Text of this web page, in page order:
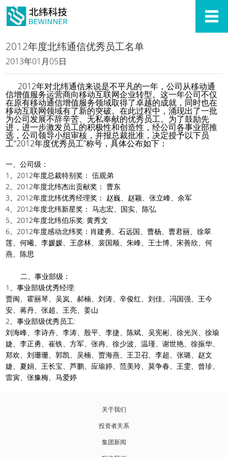
2012年度北纬通信优秀员工名单
2013年01月05日
2012年对北纬通信来说是不平凡的一年，公司从移动通
信增值服务运营商向移动互联网企业转型。这一年公司不仅
在原有移动通信增值服务领域取得了卓越的成就，同时也在
移动互联网领域有了新的突破。在此过程中，涌现出了一批
为公司发展不辞辛苦、无私奉献的优秀员工。为了鼓励先
进，进一步激发员工的积极性和创造性，经公司各事业部推
选，公司领导小组审核，并报总裁批准，决定授予以下员
工“2012年度优秀员工”称号，具体公布如下：
一、公司级：
1、2012年度总裁特别奖： 伍观弟
2、2012年度北纬杰出贡献奖： 曹东
3、2012年度北纬优秀经理奖： 赵巍、赵颖、张立峰、余军
4、2012年度北纬新星奖： 马志宏、国实、陈弘
5、2012年度北纬伯乐奖: 黄秀文
6、2012年度感动北纬奖：肖建勇、石远国、曹杨、曹君丽、徐翠
莲、何曦、李媛媛、王彦林、裴国顺、朱峰、王士博、宋善欣、何
燕、陈思
二、事业部级：
1、事业部级优秀经理:
贾闽、霍丽琴、吴岚、郝楠、刘涛、辛俊红、刘佳、冯国强、王今
安、蒋丹、张超、王亮、姜山
2、事业部级优秀员工:
刘海峰、李诗卉、李涛、殷平、李捷、陈斌、吴宪彬、徐光兴、徐瑜
婕、李正勇、崔铁、方军、张冉、徐少波、温瑾、谢世艳、徐振华、
郑欢、刘珊珊、郭凯、吴楠、贾海燕、王卫召、李超、张璐、赵文
婕、夏娟、王长宝、芦鹏、应瑜婷、范美玲、莫争春、王雯、曾珍、
雷寅、张豫梅、马爱婷
关于我们
投资者关系
集团新闻